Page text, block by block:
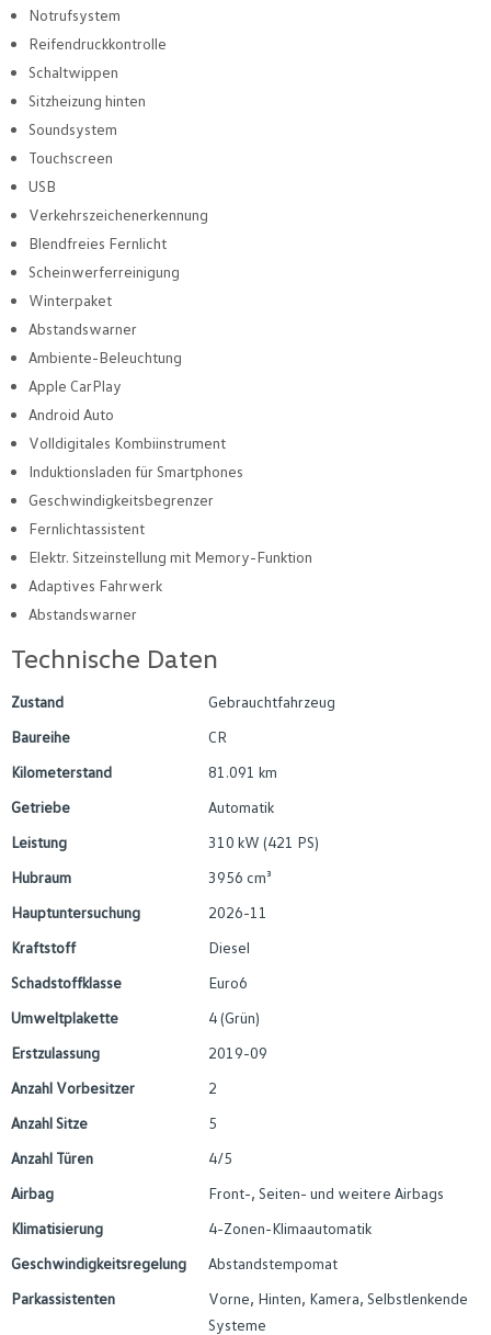
Notrufsystem
Reifendruckkontrolle
Schaltwippen
Sitzheizung hinten
Soundsystem
Touchscreen
USB
Verkehrszeichenerkennung
Blendfreies Fernlicht
Scheinwerferreinigung
Winterpaket
Abstandswarner
Ambiente-Beleuchtung
Apple CarPlay
Android Auto
Volldigitales Kombiinstrument
Induktionsladen für Smartphones
Geschwindigkeitsbegrenzer
Fernlichtassistent
Elektr. Sitzeinstellung mit Memory-Funktion
Adaptives Fahrwerk
Abstandswarner
Technische Daten
Zustand
Gebrauchtfahrzeug
Baureihe
CR
Kilometerstand
81.091 km
Getriebe
Automatik
Leistung
310 kW (421 PS)
Hubraum
3956 cm³
Hauptuntersuchung
2026-11
Kraftstoff
Diesel
Schadstoffklasse
Euro6
Umweltplakette
4 (Grün)
Erstzulassung
2019-09
Anzahl Vorbesitzer
2
Anzahl Sitze
5
Anzahl Türen
4/5
Airbag
Front-, Seiten- und weitere Airbags
Klimatisierung
4-Zonen-Klimaautomatik
Geschwindigkeitsregelung
Abstandstempomat
Parkassistenten
Vorne, Hinten, Kamera, Selbstlenkende
Systeme